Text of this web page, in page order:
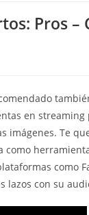
Pros –
en
imágenes. Te
como
como
con su